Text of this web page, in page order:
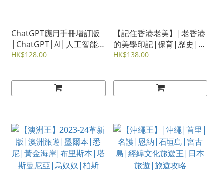
ChatGPT應用手冊增訂版
│ChatGPT│AI│人工智能
│Prompt│AI界的iPhone
HK$128.00
【記住香港老美】|老香港
的美學印記|保育|歷史|掌
故|鄧梓峰
HK$138.00